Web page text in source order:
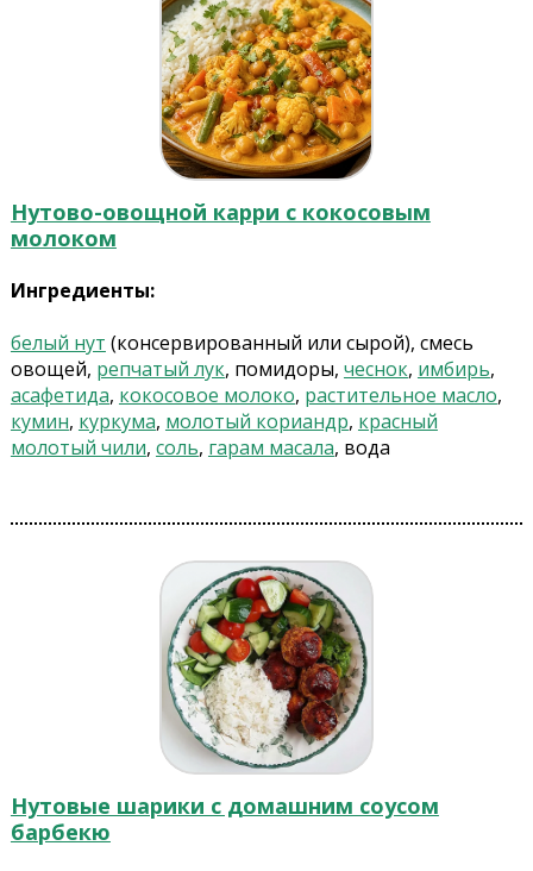
Нутово-овощной карри с кокосовым
молоком
Ингредиенты:
белый нут (консервированный или сырой), смесь
овощей, репчатый лук, помидоры, чеснок, имбирь,
асафетида, кокосовое молоко, растительное масло,
кумин, куркума, молотый кориандр, красный
молотый чили, соль, гарам масала, вода
Нутовые шарики с домашним соусом
барбекю